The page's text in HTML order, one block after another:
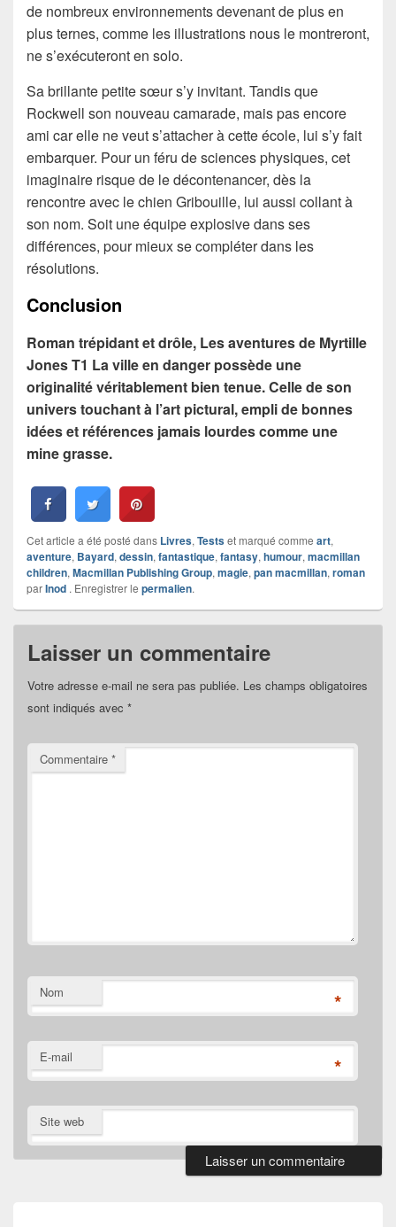
de nombreux environnements devenant de plus en
plus ternes, comme les illustrations nous le montreront,
ne s’exécuteront en solo.
Sa brillante petite sœur s’y invitant. Tandis que
Rockwell son nouveau camarade, mais pas encore
ami car elle ne veut s’attacher à cette école, lui s’y fait
embarquer. Pour un féru de sciences physiques, cet
imaginaire risque de le décontenancer, dès la
rencontre avec le chien Gribouille, lui aussi collant à
son nom. Soit une équipe explosive dans ses
différences, pour mieux se compléter dans les
résolutions.
Conclusion
Roman trépidant et drôle, Les aventures de Myrtille
Jones T1 La ville en danger possède une
originalité véritablement bien tenue. Celle de son
univers touchant à l’art pictural, empli de bonnes
idées et références jamais lourdes comme une
mine grasse.
Cet article a été posté dans Livres, Testset marqué comme art,
aventure, Bayard, dessin, fantastique, fantasy, humour, macmillan
children, Macmillan Publishing Group, magie, pan macmillan, roman
parInod . Enregistrer le permalien.
Laisser un commentaire
Votre adresse e-mail ne sera pas publiée. Les champs obligatoires
sont indiqués avec *
Commentaire *
Nom *
E-mail *
Site web